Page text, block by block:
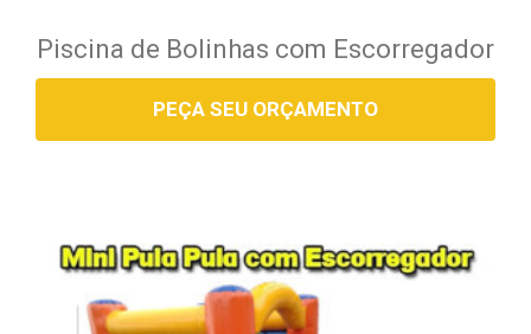
Piscina de Bolinhas com Escorregador
PEÇA SEU ORÇAMENTO